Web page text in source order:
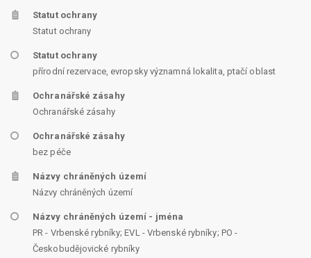
Statut ochrany
Statut ochrany
Statut ochrany
přírodní rezervace, evropsky významná lokalita, ptačí oblast
Ochranářské zásahy
Ochranářské zásahy
Ochranářské zásahy
bez péče
Názvy chráněných území
Názvy chráněných území
Názvy chráněných území - jména
PR - Vrbenské rybníky; EVL - Vrbenské rybníky; PO -
Českobudějovické rybníky